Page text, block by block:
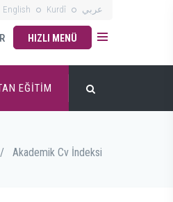
English Kurdî عربي
HIZLI MENÜ
EĞİTİM
/ Akademik Cv İndeksi